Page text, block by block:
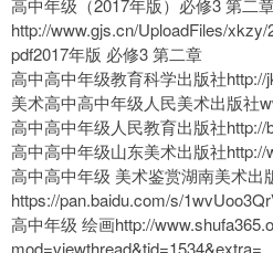
高中年级（2017年版）必修3 第二
http://www.gjs.cn/UploadFiles/
pdf2017年版 必修3 第二章
高中高中年级教育科学出版社
美术高中高中年级人民美术出版社
高中高中年级人民教育出版社http://
高中高中年级山东美术出版社
高中高中年级 美术鉴赏湖南美术出
https://pan.baidu.com/s/
高中年级 绘画http://
mod=viewthread&tid=1534&extra=